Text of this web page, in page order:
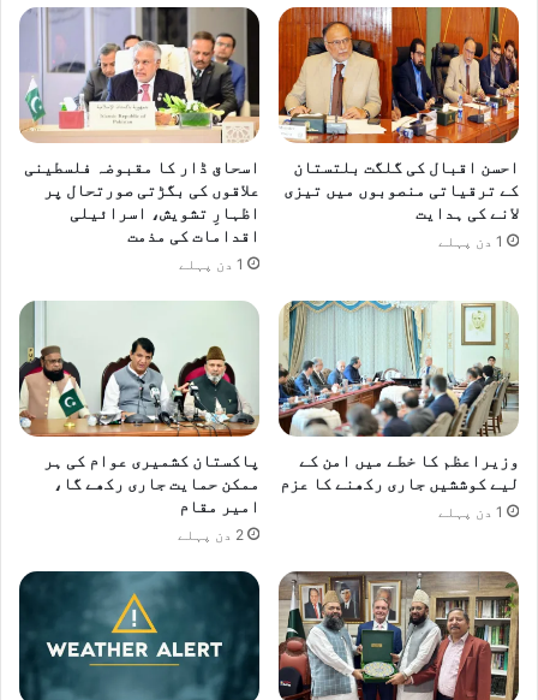
ر
قِ
و
س
ط
ک
ی
ص
ت
ل
پ
ر
ف
ت
ن
ا
ح
ک
و
م
ک
ی
ا
ی
ر
ج
ی
ح
ہ
ے
ز
ی
ر
ا
ع
احسن اقبال کی گلگت بلتستان
کے ترقیاتی منصوبوں میں تیزی
لانے کی ہدایت
1 دن پہلے
اسحاق ڈار کا مقبوضہ فلسطینی
علاقوں کی بگڑتی صورتحال پر
اظہارِ تشویش، اسرائیلی
اقدامات کی مذمت
1 دن پہلے
وزیراعظم کا خطے میں امن کے
لیے کوششیں جاری رکھنے کا عزم
1 دن پہلے
پاکستان کشمیری عوام کی ہر
ممکن حمایت جاری رکھے گا،
امیر مقام
2 دن پہلے